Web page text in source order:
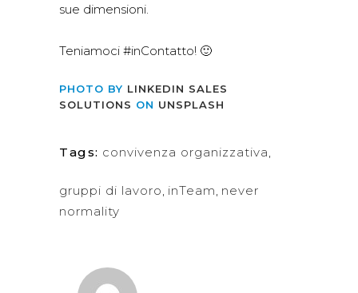
sue dimensioni.
Teniamoci #inContatto! 🙂
PHOTO BY LINKEDIN SALES
SOLUTIONS ON UNSPLASH
Tags: convivenza organizzativa
gruppi di lavoro inTeam never
normality